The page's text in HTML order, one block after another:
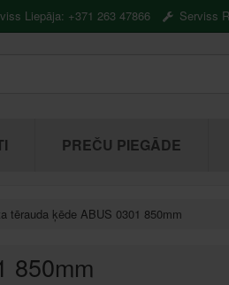
Liepāja: +371 263 47866 Serviss
PREČU PIEGĀDE
tērauda ķēde ABUS 0301 850mm
850mm